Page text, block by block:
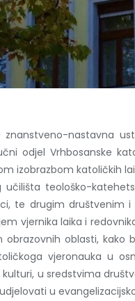
nastavna
odjel Vrhbosanske
izobrazbom katoličkih
teološko-
te drugim društvenim
vjernika laika i
oblasti,
vjeronauka u
u sredstvima
u